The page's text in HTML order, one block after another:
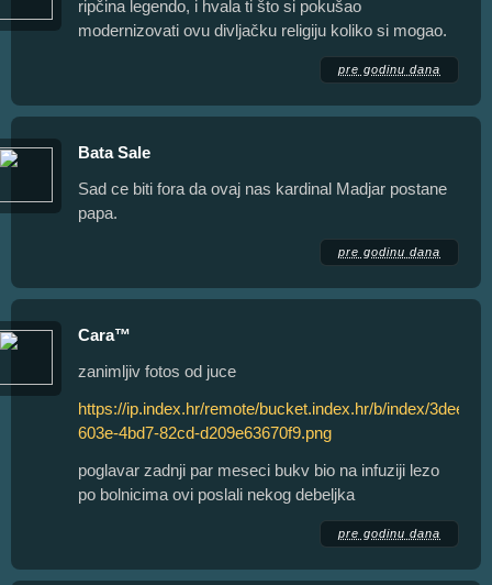
ripčina legendo, i hvala ti što si pokušao
modernizovati ovu divljačku religiju koliko si mogao.
pre godinu dana
Bata Sale
Sad ce biti fora da ovaj nas kardinal Madjar postane
papa.
pre godinu dana
Cara™
zanimljiv fotos od juce
https://ip.index.hr/remote/bucket.index.hr/b/index/
603e-4bd7-82cd-d209e63670f9.png
poglavar zadnji par meseci bukv bio na infuziji lezo
po bolnicima ovi poslali nekog debeljka
pre godinu dana